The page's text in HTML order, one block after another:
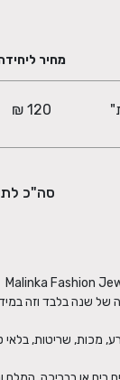
מחיר
120 ₪
סה"כ
של שנה בלבד וזה
מכות, שריטות, בלאי